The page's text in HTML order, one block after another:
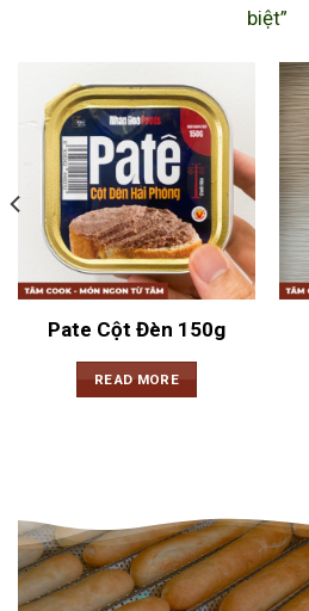
biệt”
Pate Cột Đèn 150g
READ MORE